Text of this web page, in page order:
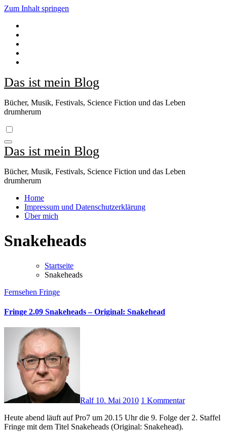
Zum Inhalt springen
Das ist mein Blog
Bücher, Musik, Festivals, Science Fiction und das Leben
drumherum
Das ist mein Blog
Bücher, Musik, Festivals, Science Fiction und das Leben
drumherum
Home
Impressum und Datenschutzerklärung
Über mich
Snakeheads
Startseite
Snakeheads
Fernsehen Fringe
Fringe 2.09 Snakeheads – Original: Snakehead
Ralf 10. Mai 2010 1 Kommentar
Heute abend läuft auf Pro7 um 20.15 Uhr die 9. Folge der 2. Staffel
Fringe mit dem Titel Snakeheads (Original: Snakehead).